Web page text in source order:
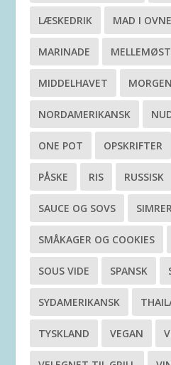
LÆSKEDRIK MAD I
MARINADE
MIDDELHAVET
NORDAMERIKANSK
ONE POT OPSKRIFTER
PÅSKE RIS RUSSISK
SAUCE OG SOVS
SMÅKAGER OG COOKIES
SOUS VIDE SPANSK
SYDAMERIKANSK
TYSKLAND VEGAN